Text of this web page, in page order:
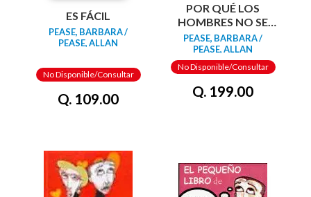
ES FÁCIL
PEASE, BARBARA /
PEASE, ALLAN
No Disponible/Consultar
Q. 109.00
POR QUÉ LOS
HOMBRES NO SE
ENTERAN Y LAS
MUJERES SIEMPRE
NECESITAN MÁS
ZAPATOS
PEASE, BARBARA /
PEASE, ALLAN
No Disponible/Consultar
Q. 199.00